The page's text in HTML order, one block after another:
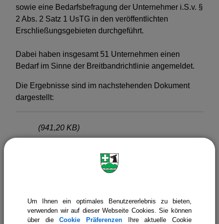
Energieberatung für
Nichtwohngebäude, Neubau
Vorsorge für Krisen und Katastrophen
Seismische Messungen
sowie eine Bedarfsbefragung der Unternehmer i.S.v. §
2 Abs. 2 Satz 1 UsTG in den veröffentlichten
Erschließungsgebieten durchgeführt.
Dabei haben insgesamt 51 Unternehmen einen
Bedarf im Sinne der Breitbandrichtlinie angemeldet.
Die Ergebnisse sind im nachstehenden Dokument
dargestellt:
(941,20 KB)
Bedarfsermittlung.pdf
Um Ihnen ein optimales Benutzererlebnis zu bieten,
verwenden wir auf dieser Webseite Cookies. Sie können
über dieCookie Präferenzen Ihre aktuelle Cookie